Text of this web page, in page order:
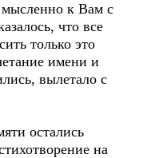
мысленно к Вам с
что все
только это
имени и
вылетало с
остались
на